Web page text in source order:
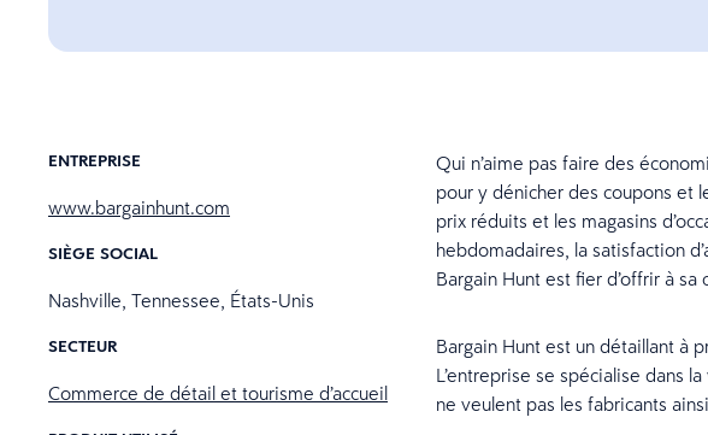
ENTREPRISE
www.bargainhunt.com
SIÈGE SOCIAL
Nashville, Tennessee, États-Unis
SECTEUR
Commerce de détail et tourisme d’accueil
Qui n’aime pas faire des
pour y dénicher des coupons et
prix réduits et les magasins
hebdomadaires, la satisfaction
Bargain Hunt est fier d’offrir à sa
Bargain Hunt est un détaillant à
L’entreprise se spécialise dans
ne veulent pas les fabricants